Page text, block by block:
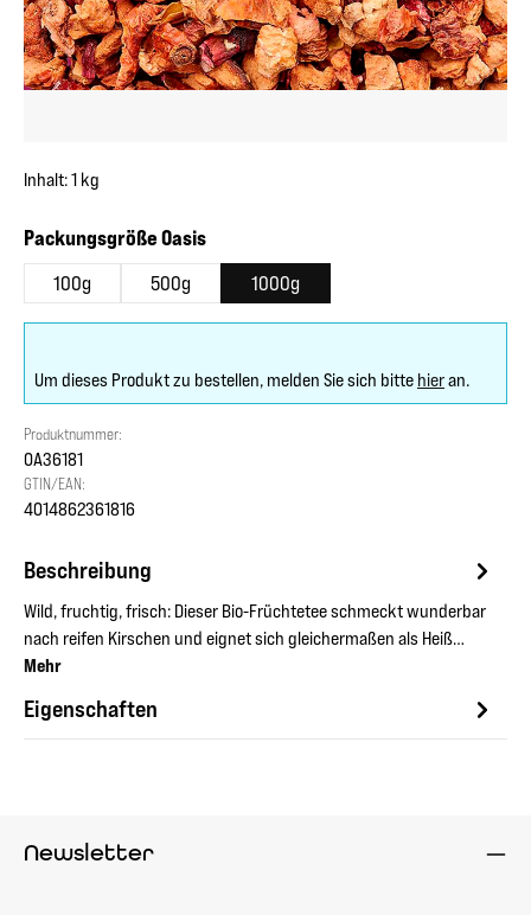
Inhalt:1 kg
Packungsgröße Oasisauswählen
100g 500g 1000g
Um dieses Produkt zu bestellen, melden Sie sich bitte hieran.
Produktnummer:
OA36181
GTIN/EAN:
4014862361816
Beschreibung
Wild, fruchtig, frisch: Dieser Bio-Früchtetee schmeckt wunderbar
nach reifen Kirschen und eignet sich gleichermaßen als Heiß…
Mehr
Eigenschaften
Newsletter